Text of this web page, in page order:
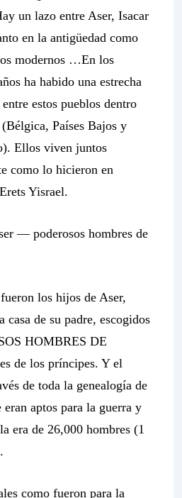
un lazo entre Aser, Isacar
en la antigüedad como
modernos …En los
ha habido una estrecha
estos pueblos dentro
Países Bajos y
Ellos viven juntos
como lo hicieron en
Yisrael.
— poderosos hombres de
los hijos de Aser,
casa de su padre, escogidos
HOMBRES DE
de los príncipes. Y el
de toda la genealogía de
eran aptos para la guerra y
era de 26,000 hombres (1
como fueron para la